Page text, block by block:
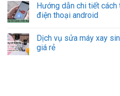
Hướng dẫn chi tiết cách
điện thoại android
Dịch vụ sửa máy xay
giá rẻ